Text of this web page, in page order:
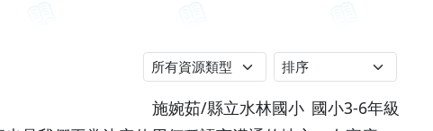
施婉茹/縣立水林國小 國小3-6年級